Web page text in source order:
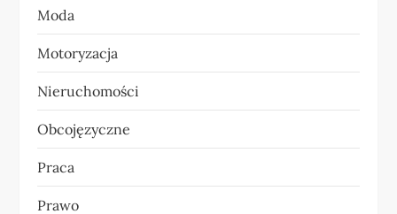
u
Moda
Motoryzacja
Nieruchomości
Obcojęzyczne
Praca
Prawo